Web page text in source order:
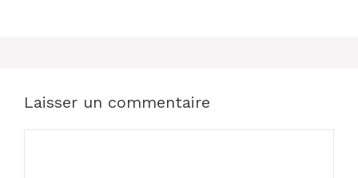
Laisser un commentaire